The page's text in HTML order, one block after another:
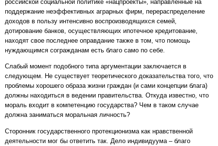
российской социальной политике «нацпроекты», направленные на
поддержание неэффективных аграрных фирм, перераспределение
доходов в пользу интенсивно воспроизводящихся семей,
дотирование банков, осуществляющих ипотечное кредитование,
находят свое последнее оправдание также в том, что помощь
нуждающимся согражданам есть благо само по себе.
Слабый момент подобного типа аргументации заключается в
следующем. Не существует теоретического доказательства того, что
проблемы хорошего образа жизни граждан (и сами концепции блага)
должны находиться в ведении правительства. Откуда известно, что
мораль входит в компетенцию государства? Чем в таком случае
должна заниматься моральная личность?
Сторонник государственного протекционизма как нравственной
деятельности мог бы ответить так. Дело индивидуума – благо